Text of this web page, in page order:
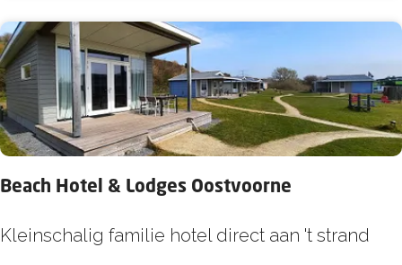
e
m
e
n
t
e
b
Beach Hotel & Lodges Oostvoorne
B
Kleinschalig familie hotel direct aan 't strand